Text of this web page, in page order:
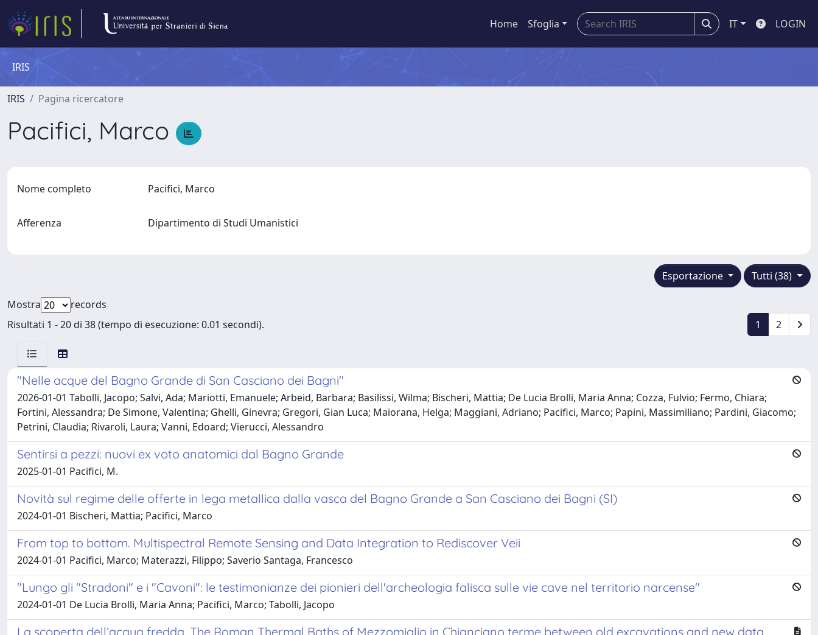
Home Sfoglia IT LOGIN
IRIS
IRIS Pagina ricercatore
Pacifici, Marco
Nome completo Pacifici, Marco
Afferenza Dipartimento di Studi Umanistici
Tutti (38)
Esportazione
Mostra
records
Risultati 1 - 20 di 38 (tempo di esecuzione: 0.01 secondi).
1 2
"Nelle acque del Bagno Grande di San Casciano dei Bagni"
2026-01-01 Tabolli, Jacopo; Salvi, Ada; Mariotti, Emanuele; Arbeid, Barbara; Basilissi, Wilma; Bischeri, Mattia; De Lucia Brolli, Maria Anna; Cozza, Fulvio; Fermo, Chiara;
Fortini, Alessandra; De Simone, Valentina; Ghelli, Ginevra; Gregori, Gian Luca; Maiorana, Helga; Maggiani, Adriano; Pacifici, Marco; Papini, Massimiliano; Pardini, Giacomo;
Petrini, Claudia; Rivaroli, Laura; Vanni, Edoard; Vierucci, Alessandro
Sentirsi a pezzi: nuovi ex voto anatomici dal Bagno Grande
2025-01-01 Pacifici, M.
Novità sul regime delle offerte in lega metallica dalla vasca del Bagno Grande a San Casciano dei Bagni (SI)
2024-01-01 Bischeri, Mattia; Pacifici, Marco
From top to bottom. Multispectral Remote Sensing and Data Integration to Rediscover Veii
2024-01-01 Pacifici, Marco; Materazzi, Filippo; Saverio Santaga, Francesco
"Lungo gli "Stradoni" e i "Cavoni": le testimonianze dei pionieri dell'archeologia falisca sulle vie cave nel territorio narcense"
2024-01-01 De Lucia Brolli, Maria Anna; Pacifici, Marco; Tabolli, Jacopo
La scoperta dell’acqua fredda. The Roman Thermal Baths of Mezzomiglio in Chianciano terme between old excavations and new data